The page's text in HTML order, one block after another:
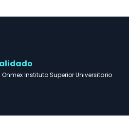
Onmex Instituto Superior Universitario